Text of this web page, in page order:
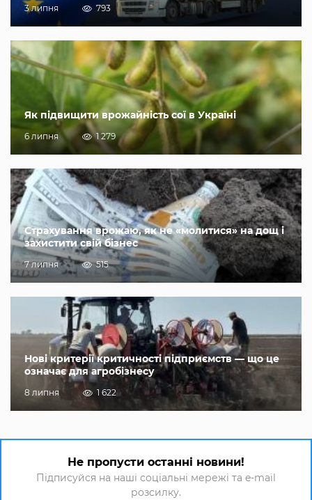
3 липня 793
Як підвищити врожайність сої в Україні
6 липня 1 279
Страхування врожаю, як не «молитися» на дощ і
захистити свій бізнес
7 липня 515
Нові критерії критичності підприємств — що це
означає для агробізнесу
8 липня 1 622
Не пропусти останні новини!
Підписуйся на наші соціальні мережі та e-mail
розсилку.